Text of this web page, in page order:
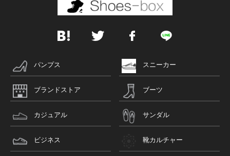
パンプス スニーカー
ブランドストア ブーツ
カジュアル サンダル
ビジネス 靴カルチャー